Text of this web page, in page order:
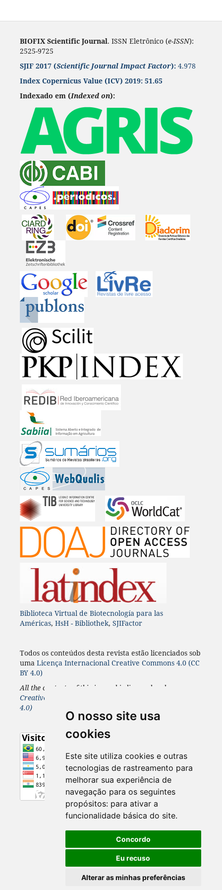
O nosso site usa
cookies
Este site utiliza cookies e outras
tecnologias de rastreamento para
melhorar sua experiência de
navegação para os seguintes
propósitos: para ativar a
funcionalidade básica do site.
Concordo
Eu recuso
Alterar as minhas preferências
BIOFIX Scientific Journal. ISSN Eletrônico (e-ISSN):
2525-9725
SJIF 2017 (Scientific Journal Impact Factor):4.978
Index Copernicus Value(ICV) 2019: 51.65
Indexado em (Indexed on):
Biblioteca Virtual de Biotecnología para las
Américas, HsH - Bibliothek, SJIFactor
Todos os conteúdos desta revista estão licenciados sob
uma Licença Internacional Creative Commons 4.0 (CC
BY 4.0)
All the contents of this journal is licensed under a
Creative Commons 4.0 Internacional
4.0)